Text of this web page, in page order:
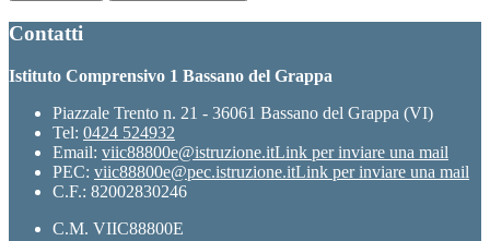
Contatti
Istituto Comprensivo 1 Bassano del Grappa
Piazzale Trento n. 21 - 36061 Bassano del Grappa (VI)
Tel: 0424 524932
Email: viic88800e@istruzione.itLink per inviare una mail
PEC: viic88800e@pec.istruzione.itLink per inviare una mail
C.F.: 82002830246
C.M. VIIC88800E